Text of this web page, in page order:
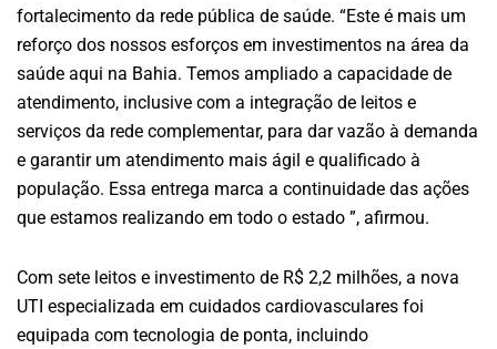
fortalecimento da rede pública de saúde. “Este é mais um
reforço dos nossos esforços em investimentos na área da
saúde aqui na Bahia. Temos ampliado a capacidade de
atendimento, inclusive com a integração de leitos e
serviços da rede complementar, para dar vazão à demanda
e garantir um atendimento mais ágil e qualificado à
população. Essa entrega marca a continuidade das ações
que estamos realizando em todo o estado ”, afirmou.
Com sete leitos e investimento de R$ 2,2 milhões, a nova
UTI especializada em cuidados cardiovasculares foi
equipada com tecnologia de ponta, incluindo